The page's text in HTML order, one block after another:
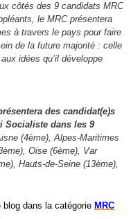
côtés des 9 candidats MRC
le MRC présentera
à travers le pays pour faire
de la future majorité : celle
idées qu’il développe
des candidat(e)s
Socialiste dans les 9
(4ème), Alpes-Maritimes
Oise (6ème), Var
Hauts-de-Seine (13ème),
blog dans la catégorie MRC